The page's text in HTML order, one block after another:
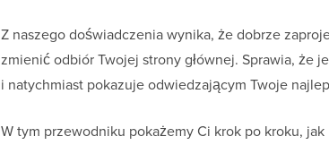
Z naszego doświadczenia wynika, że dobrze
zmienić odbiór Twojej strony głównej. Sprawia, że
i natychmiast pokazuje odwiedzającym Twoje
W tym przewodniku pokażemy Ci krok po kroku,